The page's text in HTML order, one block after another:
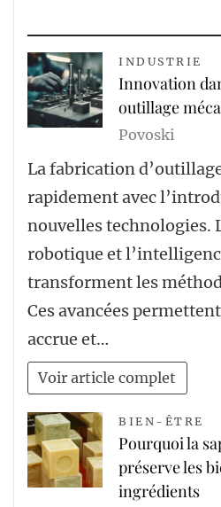
INDUSTRIE
Innovation
outillage
Povoski
La fabrication
rapidement avec
nouvelles technologies.
robotique et
transforment les
Ces avancées
accrue et…
Voir article complet
BIEN-ÊTRE
Pourquoi la
préserve les
ingrédients